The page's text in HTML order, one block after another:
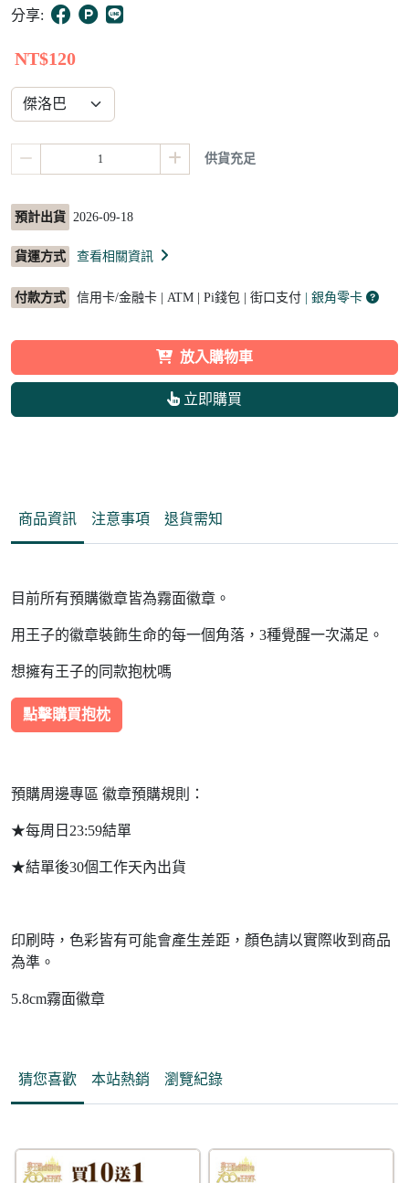
5
分享:
NT$120
供貨充足
預計出貨 2026-09-18
貨運方式 查看相關資訊
付款方式 信用卡/金融卡 | ATM | Pi錢包 | 街口支付 | 銀角零卡
放入購物車
立即購買
商品資訊 注意事項 退貨需知
目前所有預購徽章皆為霧面徽章。
用王子的徽章裝飾生命的每一個角落，3種覺醒一次滿足。
想擁有王子的同款抱枕嗎
點擊購買抱枕
預購周邊專區 徽章預購規則：
★每周日23:59結單
★結單後30個工作天內出貨
印刷時，色彩皆有可能會產生差距，顏色請以實際收到商品
為準。
5.8cm霧面徽章
猜您喜歡 本站熱銷 瀏覽紀錄